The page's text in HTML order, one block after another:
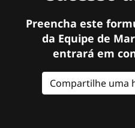
Preencha este
da Equipe de
entrará em
Compartilhe uma